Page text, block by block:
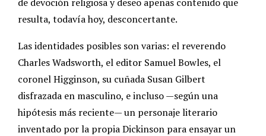
resulta, todavía hoy, desconcertante.
Las identidades posibles son varias: el reverendo
Charles Wadsworth, el editor Samuel Bowles, el
coronel Higginson, su cuñada Susan Gilbert
disfrazada en masculino, e incluso —según una
hipótesis más reciente— un personaje literario
inventado por la propia Dickinson para ensayar un